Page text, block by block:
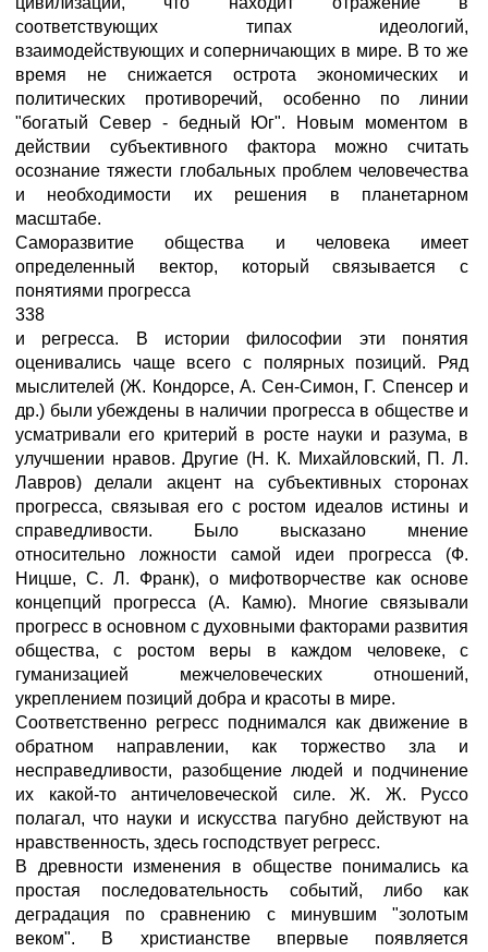
соответствующих типах идеологий,
взаимодействующих и соперничающих в мире. В то же
время не снижается острота экономических и
политических противоречий, особенно по линии
"богатый Север - бедный Юг". Новым моментом в
действии субъективного фактора можно считать
осознание тяжести глобальных проблем человечества
и необходимости их решения в планетарном
масштабе.
Саморазвитие общества и человека имеет
определенный вектор, который связывается с
понятиями прогресса
338
и регресса. В истории философии эти понятия
оценивались чаще всего с полярных позиций. Ряд
мыслителей (Ж. Кондорсе, А. Сен-Симон, Г. Спенсер и
др.) были убеждены в наличии прогресса в обществе и
усматривали его критерий в росте науки и разума, в
улучшении нравов. Другие (Н. К. Михайловский, П. Л.
Лавров) делали акцент на субъективных сторонах
прогресса, связывая его с ростом идеалов истины и
справедливости. Было высказано мнение
относительно ложности самой идеи прогресса (Ф.
Ницше, С. Л. Франк), о мифотворчестве как основе
концепций прогресса (А. Камю). Многие связывали
прогресс в основном с духовными факторами развития
общества, с ростом веры в каждом человеке, с
гуманизацией межчеловеческих отношений,
укреплением позиций добра и красоты в мире.
Соответственно регресс поднимался как движение в
обратном направлении, как торжество зла и
несправедливости, разобщение людей и подчинение
их какой-то античеловеческой силе. Ж. Ж. Руссо
полагал, что науки и искусства пагубно действуют на
нравственность, здесь господствует регресс.
В древности изменения в обществе понимались ка
простая последовательность событий, либо как
деградация по сравнению с минувшим "золотым
веком". В христианстве впервые появляется